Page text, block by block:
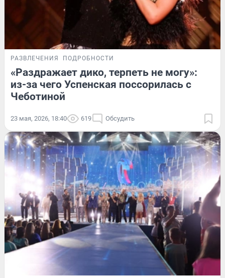
РАЗВЛЕЧЕНИЯ ПОДРОБНОСТИ
«Раздражает дико, терпеть не могу»:
из-за чего Успенская поссорилась с
Чеботиной
23 мая, 2026, 18:40 619 Обсудить